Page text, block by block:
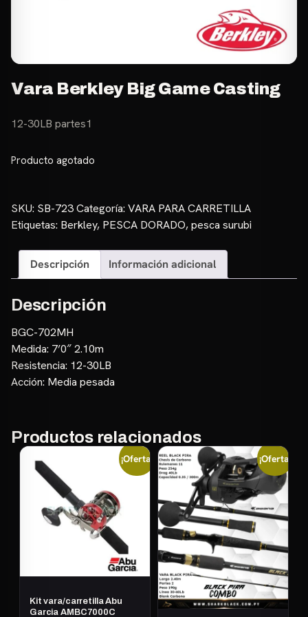
Vara Berkley Big Game Casting
12-30LB partes1
Producto agotado
SKU: SB-723Categoría: VARA PARA CARRETILLA
Etiquetas: Berkley, PESCA DORADO,pesca surubi
Descripción Información adicional
Descripción
BGC-702MH
Medida: 7’0″ 2.10m
Resistencia: 12-30LB
Acción: Media pesada
Productos relacionados
¡Oferta!
Kit vara/carretilla Abu
Garcia AMBC7000C
¡Oferta!